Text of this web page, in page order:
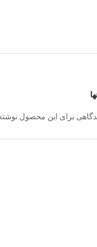
برای این محصول